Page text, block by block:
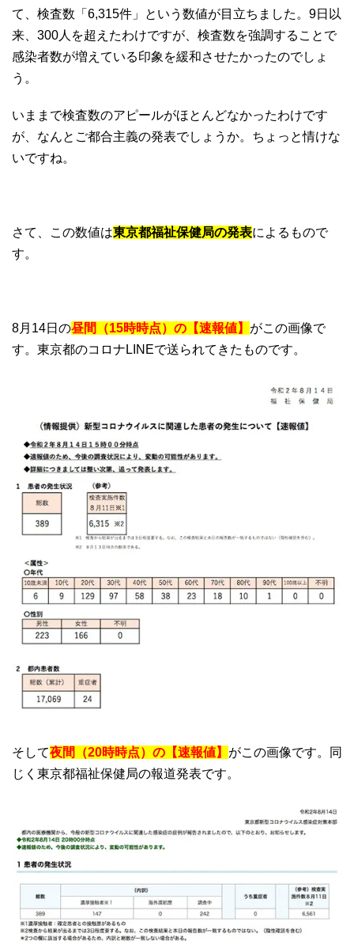
て、検査数「6,315件」という数値が目立ちました。9日以
来、300人を超えたわけですが、検査数を強調することで
感染者数が増えている印象を緩和させたかったのでしょ
う。
いままで検査数のアピールがほとんどなかったわけです
が、なんとご都合主義の発表でしょうか。ちょっと情けな
いですね。
さて、この数値は東京都福祉保健局の発表によるもので
す。
8月14日の昼間（15時時点）の【速報値】 がこの画像で
す。東京都のコロナLINEで送られてきたものです。
そして夜間（20時時点）の【速報値】 がこの画像です。同
じく東京都福祉保健局の報道発表です。